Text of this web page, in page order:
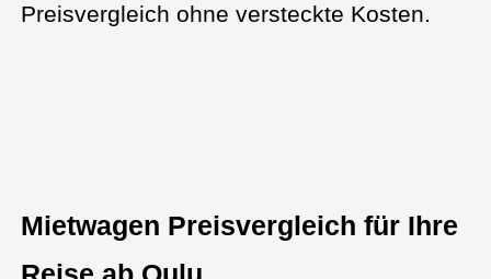
Preisvergleich ohne versteckte Kosten.
Mietwagen Preisvergleich für Ihre